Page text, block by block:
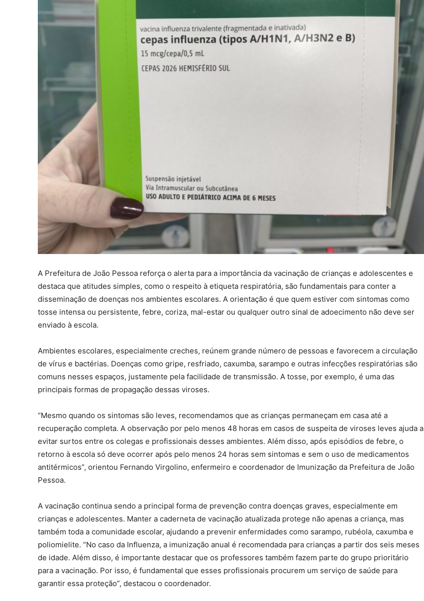
A Prefeitura de João Pessoa reforça o alerta para a importância da vacinação de crianças e adolescentes e
destaca que atitudes simples, como o respeito à etiqueta respiratória, são fundamentais para conter a
disseminação de doenças nos ambientes escolares. A orientação é que quem estiver com sintomas como
tosse intensa ou persistente, febre, coriza, mal-estar ou qualquer outro sinal de adoecimento não deve ser
enviado à escola.
Ambientes escolares, especialmente creches, reúnem grande número de pessoas e favorecem a circulação
de vírus e bactérias. Doenças como gripe, resfriado, caxumba, sarampo e outras infecções respiratórias são
comuns nesses espaços, justamente pela facilidade de transmissão. A tosse, por exemplo, é uma das
principais formas de propagação dessas viroses.
“Mesmo quando os sintomas são leves, recomendamos que as crianças permaneçam em casa até a
recuperação completa. A observação por pelo menos 48 horas em casos de suspeita de viroses leves ajuda a
evitar surtos entre os colegas e profissionais desses ambientes. Além disso, após episódios de febre, o
retorno à escola só deve ocorrer após pelo menos 24 horas sem sintomas e sem o uso de medicamentos
antitérmicos”, orientou Fernando Virgolino, enfermeiro e coordenador de Imunização da Prefeitura de João
Pessoa.
A vacinação continua sendo a principal forma de prevenção contra doenças graves, especialmente em
crianças e adolescentes. Manter a caderneta de vacinação atualizada protege não apenas a criança, mas
também toda a comunidade escolar, ajudando a prevenir enfermidades como sarampo, rubéola, caxumba e
poliomielite. “No caso da Influenza, a imunização anual é recomendada para crianças a partir dos seis meses
de idade. Além disso, é importante destacar que os professores também fazem parte do grupo prioritário
para a vacinação. Por isso, é fundamental que esses profissionais procurem um serviço de saúde para
garantir essa proteção”, destacou o coordenador.